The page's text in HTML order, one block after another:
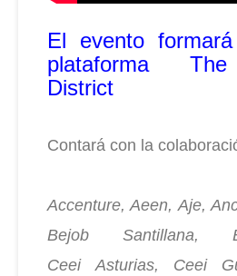
El evento
plataforma
District
Contará con la
Accenture, Aeen, Aje,
Bejob Santillana,
CeeiAsturias, Ceei